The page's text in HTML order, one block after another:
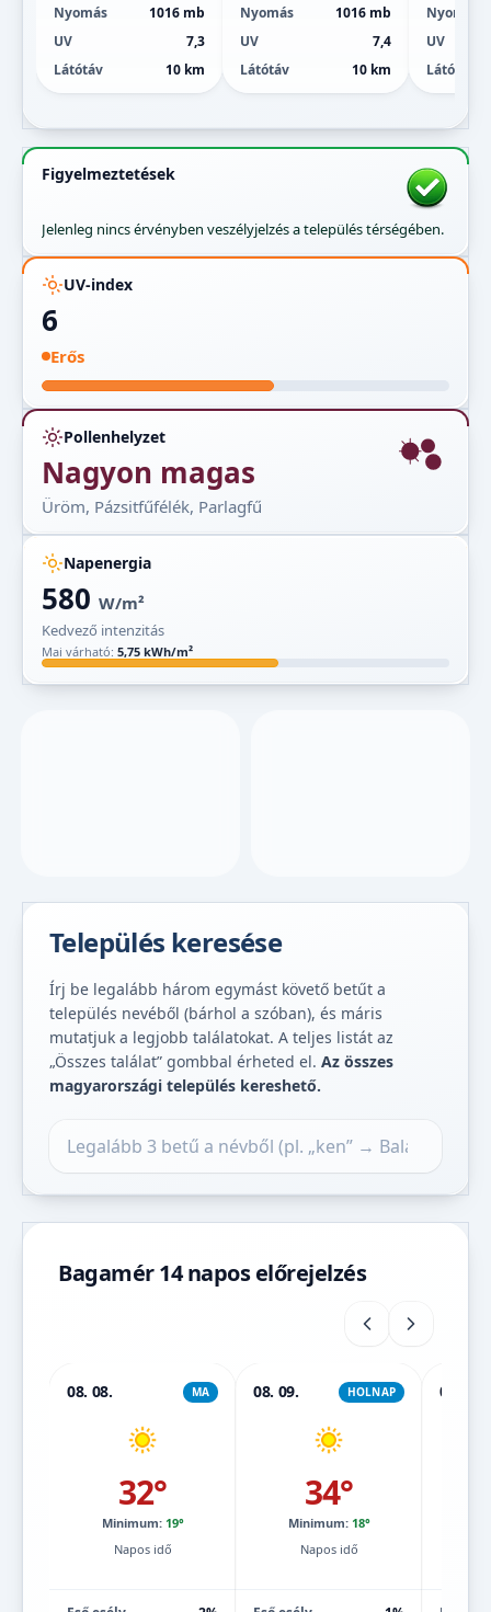
Nyomás
1016 mb
UV
7,3
Látótáv
10 km
Nyomás
1016 mb
UV
7,4
Látótáv
10 km
Nyomás
UV
Látótáv
Figyelmeztetések
Jelenleg nincs érvényben veszélyjelzés a település térségében.
UV-index
6
Erős
Pollenhelyzet
Nagyon magas
Üröm, Pázsitfűfélék, Parlagfű
Napenergia
580 W/m²
Kedvező intenzitás
Mai várható: 5,75 kWh/m²
Település keresése
Írj be legalább három egymást követő betűt a
település nevéből (bárhol a szóban), és máris
mutatjuk a legjobb találatokat. A teljes listát az
„Összes találat” gombbal érheted el. Az összes
magyarországi település kereshető.
Bagamér 14 napos előrejelzés
08. 08. MA
32°
Minimum: 19°
Napos idő
08. 09. HOLNAP
34°
Minimum: 18°
Napos idő
08. 10.